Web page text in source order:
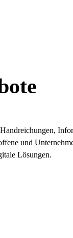
und
Lösungen.